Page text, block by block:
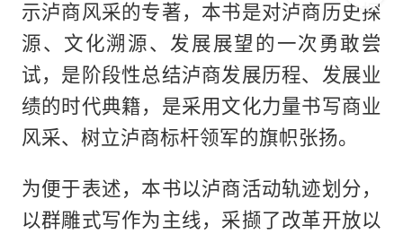
示泸商风采的专著，本书是对泸商历史探
源、文化溯源、发展展望的一次勇敢尝
试，是阶段性总结泸商发展历程、发展业
绩的时代典籍，是采用文化力量书写商业
风采、树立泸商标杆领军的旗帜张扬。
为便于表述，本书以泸商活动轨迹划分，
以群雕式写作为主线，采撷了改革开放以